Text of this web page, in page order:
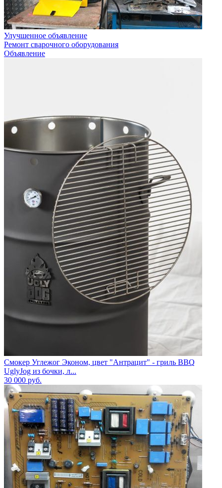
Улучшенное объявление
Ремонт сварочного оборудования
Объявление
Смокер Углежог Эконом, цвет "Антрацит" - гриль BBQ
UglyJog из бочки, л...
30 000 руб.